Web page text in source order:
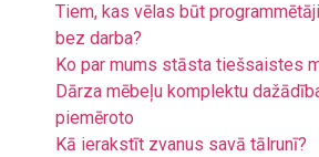
Tiem, kas vēlas būt
bez darba?
Ko par mums stāsta tiešsaistes
Dārza mēbeļu komplektu
piemēroto
Kā ierakstīt zvanus savā tālrunī?